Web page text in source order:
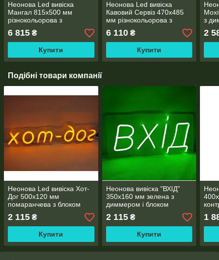
Неонова Led вивіска
Мангал 815х500 мм
різнокольорова з
диммером
6 815 ₴
Купити
Неонова Led вивіска
Кавовий Сервіз 470х485
мм різнокольорова з
диммером (Горнятко кави
та турка)
6 110₴
Купити
з
2
Подібні товари компанії
Неонова Led вивіска Хот-
Дог 500х120 мм
помаранчева з блоком
2 115 ₴
Купити
Неонова вивіска "ВХІД"
350х160 мм зелена з
диммером і блоком
2 115₴
Купити
1